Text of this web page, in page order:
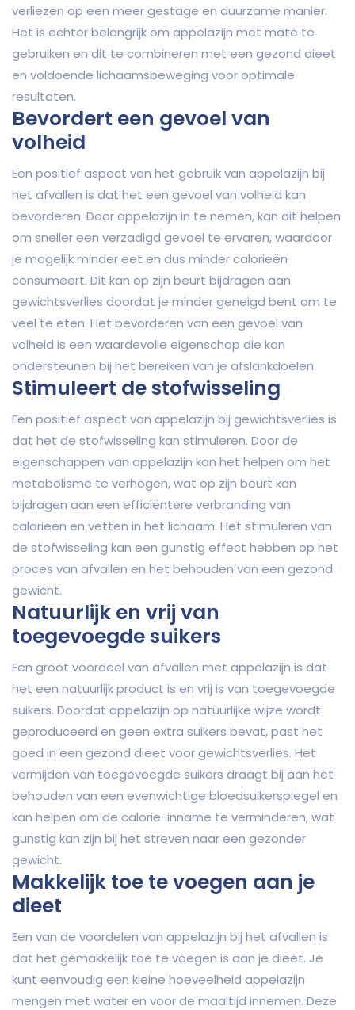
verliezen op een meer gestage en duurzame manier.
Het is echter belangrijk om appelazijn met mate te
gebruiken en dit te combineren met een gezond dieet
en voldoende lichaamsbeweging voor optimale
resultaten.
Bevordert een gevoel van
volheid
Een positief aspect van het gebruik van appelazijn bij
het afvallen is dat het een gevoel van volheid kan
bevorderen. Door appelazijn in te nemen, kan dit helpen
om sneller een verzadigd gevoel te ervaren, waardoor
je mogelijk minder eet en dus minder calorieën
consumeert. Dit kan op zijn beurt bijdragen aan
gewichtsverlies doordat je minder geneigd bent om te
veel te eten. Het bevorderen van een gevoel van
volheid is een waardevolle eigenschap die kan
ondersteunen bij het bereiken van je afslankdoelen.
Stimuleert de stofwisseling
Een positief aspect van appelazijn bij gewichtsverlies is
dat het de stofwisseling kan stimuleren. Door de
eigenschappen van appelazijn kan het helpen om het
metabolisme te verhogen, wat op zijn beurt kan
bijdragen aan een efficiëntere verbranding van
calorieën en vetten in het lichaam. Het stimuleren van
de stofwisseling kan een gunstig effect hebben op het
proces van afvallen en het behouden van een gezond
gewicht.
Natuurlijk en vrij van
toegevoegde suikers
Een groot voordeel van afvallen met appelazijn is dat
het een natuurlijk product is en vrij is van toegevoegde
suikers. Doordat appelazijn op natuurlijke wijze wordt
geproduceerd en geen extra suikers bevat, past het
goed in een gezond dieet voor gewichtsverlies. Het
vermijden van toegevoegde suikers draagt bij aan het
behouden van een evenwichtige bloedsuikerspiegel en
kan helpen om de calorie-inname te verminderen, wat
gunstig kan zijn bij het streven naar een gezonder
gewicht.
Makkelijk toe te voegen aan je
dieet
Een van de voordelen van appelazijn bij het afvallen is
dat het gemakkelijk toe te voegen is aan je dieet. Je
kunt eenvoudig een kleine hoeveelheid appelazijn
mengen met water en voor de maaltijd innemen. Deze